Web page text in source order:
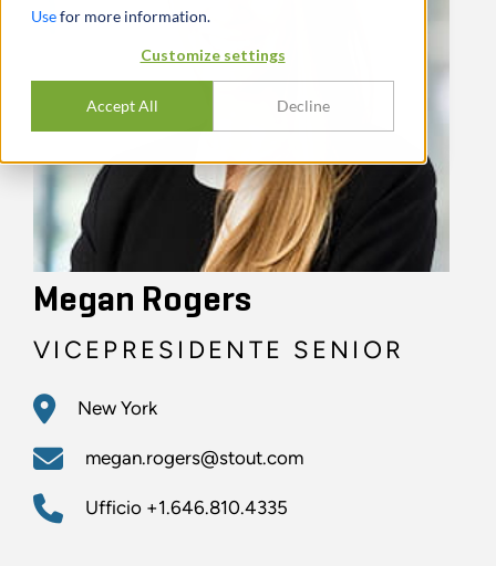
Usefor more information.
Customize settings
Accept All Decline
Megan Rogers
VICEPRESIDENTE SENIOR
New York
megan.rogers@stout.com
Ufficio +1.646.810.4335